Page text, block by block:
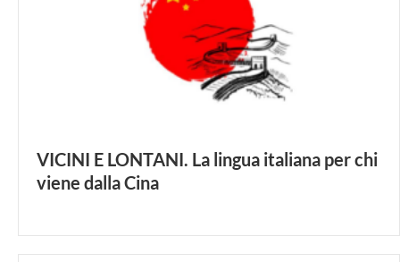
VICINI E LONTANI. La lingua italiana per chi
viene dalla Cina